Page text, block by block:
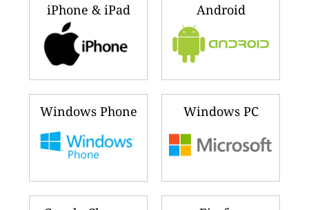
iPhone & iPad Android
Windows Phone Windows PC